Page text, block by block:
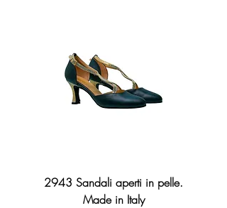
2943 Sandali aperti in pelle.
Made in Italy